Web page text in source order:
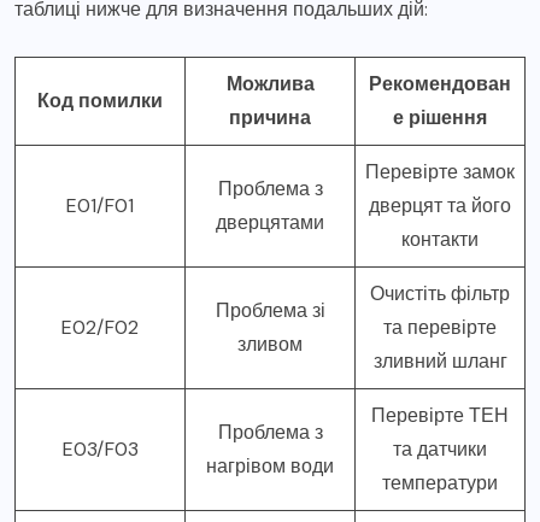
таблиці нижче для визначення подальших дій:
Код помилки
Можлива
причина
Рекомендован
е рішення
E01/F01
Проблема з
дверцятами
Перевірте замок
дверцят та його
контакти
E02/F02
Проблема зі
зливом
Очистіть фільтр
та перевірте
зливний шланг
E03/F03
Проблема з
нагрівом води
Перевірте ТЕН
та датчики
температури